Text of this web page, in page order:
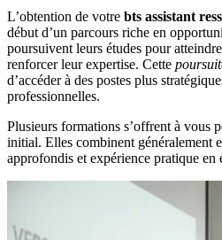
L’obtention de votre bts assistant
début d’un parcours riche en
poursuivent leurs études pour
renforcer leur expertise. Cette
d’accéder à des postes plus
professionnelles.
Plusieurs formations s’offrent à vous
initial. Elles combinent généralement
approfondis et expérience pratique en